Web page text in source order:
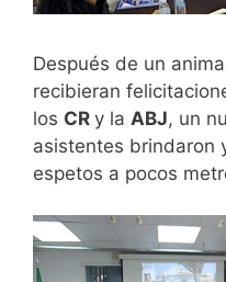
Después de un
recibieran
los CR y la ABJ, un
asistentes brindaron
espetos a pocos